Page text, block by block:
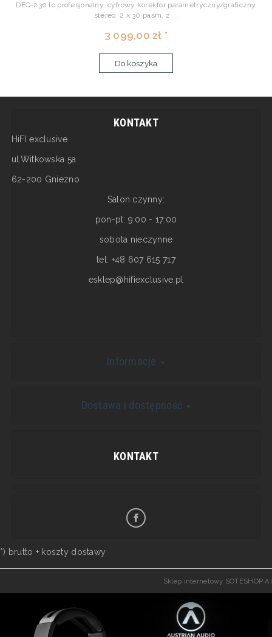
DEQ-230 to profesjonalny, cyfrowy korektor parametryczny/graficzny
stereo, 2 x 30 pasm, z ...
3 099,00 zł *
Do koszyka
KONTAKT
HiFI exclusive
ul.Witkowska 5a
62-200 Gniezno
Salon czynny:
pon-pt: 9:00 - 17:00
sobota nieczynne
tel. +48 607 615 717
esklep@hifiexclusive.pl
Informacje
Dostawa i dostępność
KONTAKT
*) brutto + koszty dostawy
Sklep internetowy SOTESHOP AI